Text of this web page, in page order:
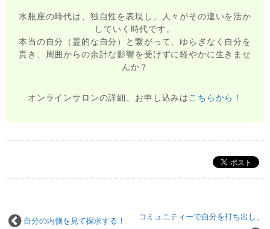
水瓶座の時代は、独自性を表現し、人々がその違いを活か
していく時代です。
本当の自分（霊的な自分）と繋がって、ゆらぎなく自分を
貫き、周囲からの余計な影響を受けずに軽やかに生きませ
んか？
オンラインサロンの詳細、お申し込みは こちらから！
コミュニティーで自分を打ち出し、
自分の内側を見て探求する！